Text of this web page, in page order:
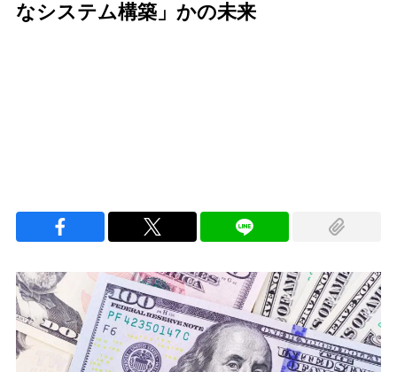
なシステム構築」かの未来